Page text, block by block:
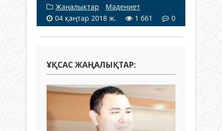
Жаңалықтар / Мәдениет
04 қаңтар 2018 ж.
1 661 0
ҰҚСАС ЖАҢАЛЫҚТАР: